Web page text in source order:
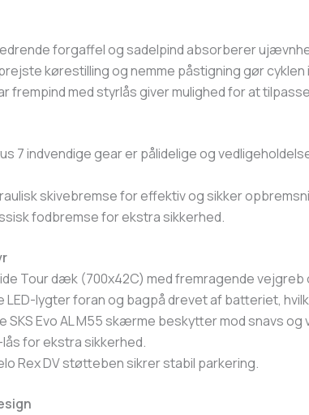
forgaffel og sadelpind absorberer
kørestilling og nemme påstigning gør
frempind med styrlås giver mulighed for at
7 indvendige gear er pålidelige og
skivebremse for effektiv og sikker
fodbremse for ekstra sikkerhed.
Tour dæk (700x42C) med fremragende vejgreb
LED-lygter foran og bagpå drevet af batteriet,
SKS Evo AL M55 skærme beskytter mod snavs og
lås for ekstra sikkerhed.
Rex DV støtteben sikrer stabil parkering.